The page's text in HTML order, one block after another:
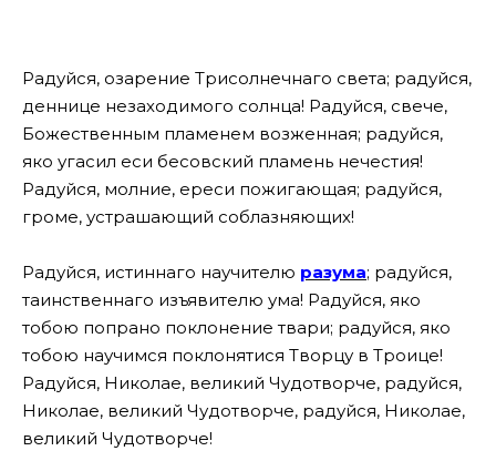
Радуйся, озарение Трисолнечнаго света; радуйся,
деннице незаходимого солнца! Радуйся, свече,
Божественным пламенем возженная; радуйся,
яко угасил еси бесовский пламень нечестия!
Радуйся, молние, ереси пожигающая; радуйся,
громе, устрашающий соблазняющих!
Радуйся, истиннаго научителю разума; радуйся,
таинственнаго изъявителю ума! Радуйся, яко
тобою попрано поклонение твари; радуйся, яко
тобою научимся поклонятися Творцу в Троице!
Радуйся, Николае, великий Чудотворче, радуйся,
Николае, великий Чудотворче, радуйся, Николае,
великий Чудотворче!